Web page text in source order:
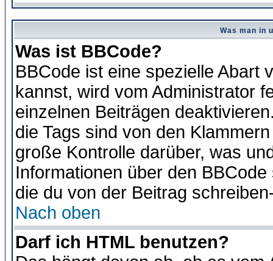
Was man in
Was ist BBCode?
BBCode ist eine spezielle Abart
kannst, wird vom Administrator
einzelnen Beiträgen
die Tags sind von den
große Kontrolle darüber, was
Informationen über den
die du von der Beitrag
Nach oben
Darf ich HTML benutzen?